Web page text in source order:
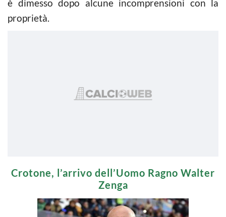
è dimesso dopo alcune incomprensioni con la
proprietà.
Crotone, l’arrivo dell’Uomo Ragno Walter
Zenga